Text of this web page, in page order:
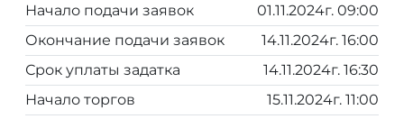
Начало подачи заявок
01.11.2024г. 09:00
Окончание подачи заявок
14.11.2024г. 16:00
Срок уплаты задатка
14.11.2024г. 16:30
Начало торгов
15.11.2024г. 11:00